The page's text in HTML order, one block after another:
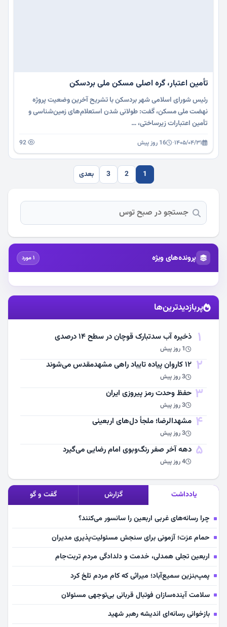
تأمین اعتبار، گره اصلی مسکن ملی بردسکن
رئیس شورای اسلامی شهر بردسکن با تشریح آخرین وضعیت پروژه
نهضت ملی مسکن، گفت: طولانی شدن استعلام‌های زمین‌شناسی و
تأمین اعتبارات زیرساختی، …
۱۴۰۵/۰۴/۳۱· 16 روز پیش
1
2
3 بعدی
پرونده‌های ویژه 1 مورد
استقبال از آقای شهید ایران
مشاهده اخبار
پربازدیدترین‌ها
1 ذخیره آب سدتبارک قوچان در سطح ۱۴ درصدی
1 روز پیش
2 ۱۲ کاروان پیاده تایباد راهی مشهدمقدس می‌شوند
3 روز پیش
3 حفظ وحدت رمز پیروزی ایران
3 روز پیش
4 مشهد‌الرضا؛ ملجأ دل‌های اربعینی
3 روز پیش
5 دهه آخر صفر رنگ‌وبوی امام رضایی می‌گیرد
4 روز پیش
یادداشت گزارش گفت و گو
چرا رسانه‌های غربی اربعین را سانسور می‌کنند؟
حمام عزت؛ آزمونی برای سنجش مسئولیت‌پذیری مدیران
اربعین تجلی همدلی، خدمت و دلدادگی مردم تربت‌جام
پمپ‌بنزین سمیع‌آباد؛ میراثی که کام مردم تلخ کرد
سلامت آینده‌سازان فوتبال قربانی بی‌توجهی مسئولان
بازخوانی رسانه‌ای اندیشه رهبر شهید